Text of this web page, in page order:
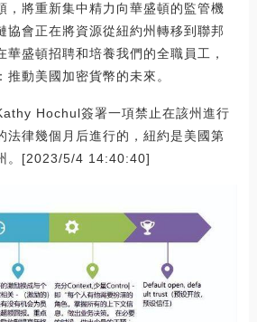
，將重新集中精力向華盛頓的監管機
協會正在將資源從紐約州轉移到聯邦
華盛頓招聘和培養我們的全職員工，
動美國加密貨幣的未來。
Hochul簽署一項禁止在該州進行
法律幾個月后進行的，紐約是美國第
。[2023/5/4 14:40:40]